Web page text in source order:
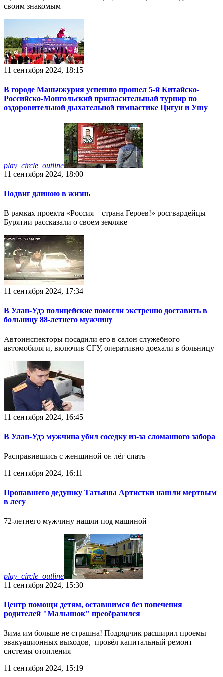
своим знакомым
11 сентября 2024, 18:15
В городе Маньчжурия успешно прошел 5-й Китайско-
Российско-Монгольский пригласительный турнир по
оздоровительной дыхательной гимнастике Цигун и Ушу
play_circle_outline
11 сентября 2024, 18:00
Подвиг длиною в жизнь
В рамках проекта «Россия – страна Героев!» росгвардейцы
Бурятии рассказали о своем земляке
11 сентября 2024, 17:34
В Улан-Удэ полицейские помогли экстренно доставить в
больницу 88-летнего мужчину
Автоинспекторы посадили его в салон служебного
автомобиля и, включив СГУ, оперативно доехали в больницу
11 сентября 2024, 16:45
В Улан-Удэ мужчина убил соседку из-за сломанного забора
Расправившись с женщиной он лёг спать
11 сентября 2024, 16:11
Пропавшего дедушку Татьяны Артистки нашли мертвым
в лесу
72-летнего мужчину нашли под машиной
play_circle_outline
11 сентября 2024, 15:30
Центр помощи детям, оставшимся без попечения
родителей "Малышок" преобразился
Зима им больше не страшна! Подрядчик расширил проемы
эвакуационных выходов, провёл капитальный ремонт
системы отопления
11 сентября 2024, 15:19